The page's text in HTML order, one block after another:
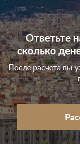
Ответьте
сколько
После расчета вы